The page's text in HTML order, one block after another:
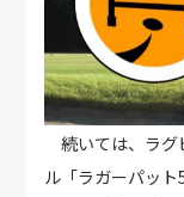
続いては、ラグ
ル「ラガーパッ